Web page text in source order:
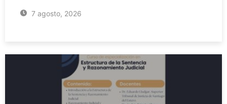
7 agosto, 2026